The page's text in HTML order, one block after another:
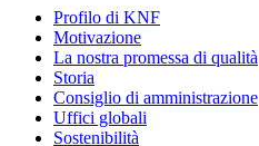
Profilo di KNF
Motivazione
La nostra promessa di qualità
Storia
Consiglio di amministrazione
Uffici globali
Sostenibilità